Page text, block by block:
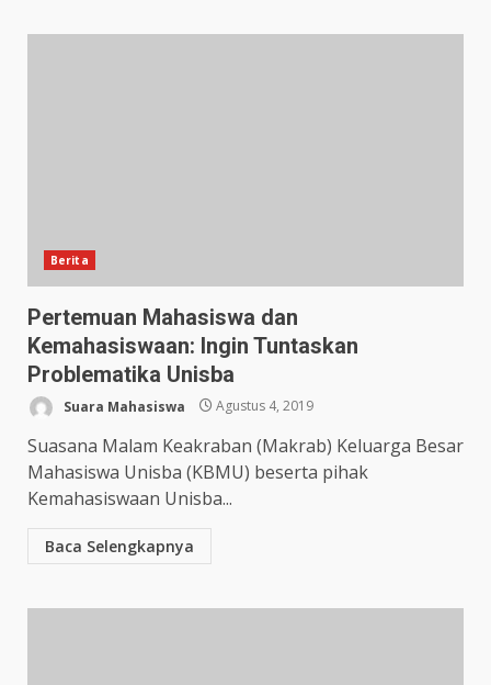
Berita
Pertemuan Mahasiswa dan
Kemahasiswaan: Ingin Tuntaskan
Problematika Unisba
Suara Mahasiswa Agustus 4, 2019
Suasana Malam Keakraban (Makrab) Keluarga Besar
Mahasiswa Unisba (KBMU) beserta pihak
Kemahasiswaan Unisba...
Baca Selengkapnya